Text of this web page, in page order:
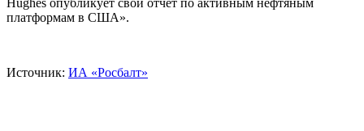
Hughes опубликует свой отчет по активным нефтяным
платформам в США».
Источник: ИА «Росбалт»